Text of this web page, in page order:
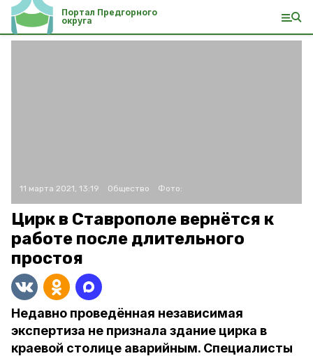
Портал Предгорного
округа
11 марта 2021, 13:19 Общество Фото:
Цирк в Ставрополе вернётся к
работе после длительного
простоя
Недавно проведённая независимая
экспертиза не признала здание цирка в
краевой столице аварийным. Специалисты